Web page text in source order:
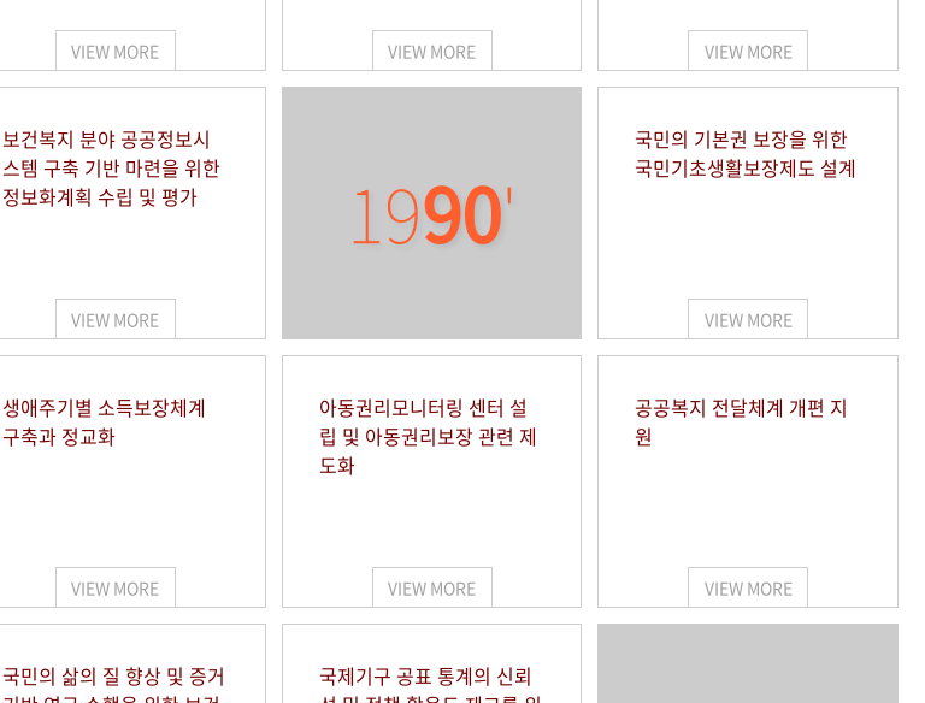
VIEW MORE VIEW MORE VIEW MORE
보건복지 분야 공공정보시
스템 구축 기반 마련을 위한
정보화계획 수립 및 평가
VIEW MORE
1990'
국민의 기본권 보장을 위한
국민기초생활보장제도 설계
VIEW MORE
생애주기별 소득보장체계
구축과 정교화
VIEW MORE
아동권리모니터링 센터 설
립 및 아동권리보장 관련 제
도화
VIEW MORE
공공복지 전달체계 개편 지
원
VIEW MORE
국민의 삶의 질 향상 및 증거
국제기구 공표 통계의 신뢰